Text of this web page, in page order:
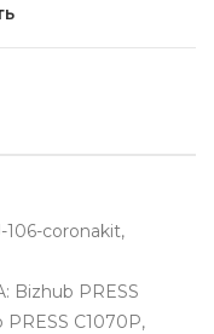
106-coronakit,
Bizhub PRESS
PRESS C1070P,